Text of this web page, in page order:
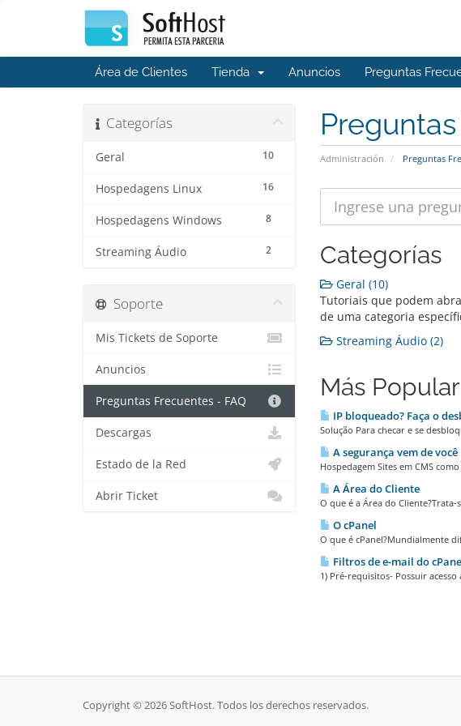
Área de Clientes Tienda Anuncios Preguntas
Administración Preguntas
Categorías
10
Geral
16
Hospedagens Linux
8
Hospedagens Windows
2
Streaming Áudio Categorías
Geral (10)
Tutoriais que podem
de uma categoria
Streaming Áudio (2)
Más Popular
IP bloqueado? Faça o
Solução Para checar e se
A segurança vem de você
Hospedagem Sites em CMS
A Área do Cliente
O que é a Área do
O cPanel
O que é cPanel?Mundialmente
Filtros de e-mail do
1) Pré-requisitos- Possuir
Soporte
Mis Tickets de Soporte
Anuncios
Preguntas Frecuentes - FAQ
Descargas
Estado de la Red
Abrir Ticket
Copyright © 2026 SoftHost. Todos los derechos reservados.